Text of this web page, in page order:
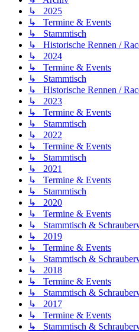
↳ 2025
↳ Termine & Events
↳ Stammtisch
↳ Historische Rennen /
↳ 2024
↳ Termine & Events
↳ Stammtisch
↳ Historische Rennen /
↳ 2023
↳ Termine & Events
↳ Stammtisch
↳ 2022
↳ Termine & Events
↳ Stammtisch
↳ 2021
↳ Termine & Events
↳ Stammtisch
↳ 2020
↳ Termine & Events
↳ Stammtisch &
↳ 2019
↳ Termine & Events
↳ Stammtisch &
↳ 2018
↳ Termine & Events
↳ Stammtisch &
↳ 2017
↳ Termine & Events
↳ Stammtisch &